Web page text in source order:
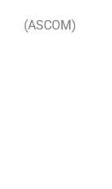
(ASCOM)